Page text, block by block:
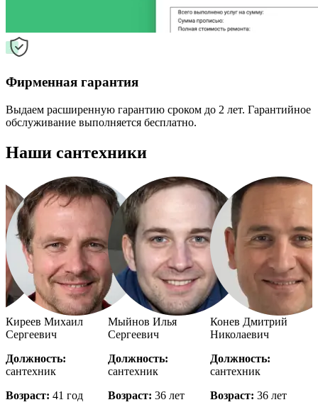
Фирменная гарантия
Выдаем расширенную гарантию сроком до 2 лет. Гарантийное
обслуживание выполняется бесплатно.
Наши сантехники
Киреев Михаил
Сергеевич
Должность:
сантехник
Возраст: 41 год
Мыйнов Илья
Сергеевич
Должность:
сантехник
Возраст: 36 лет
Конев Дмитрий
Николаевич
Должность:
сантехник
Возраст: 36 лет